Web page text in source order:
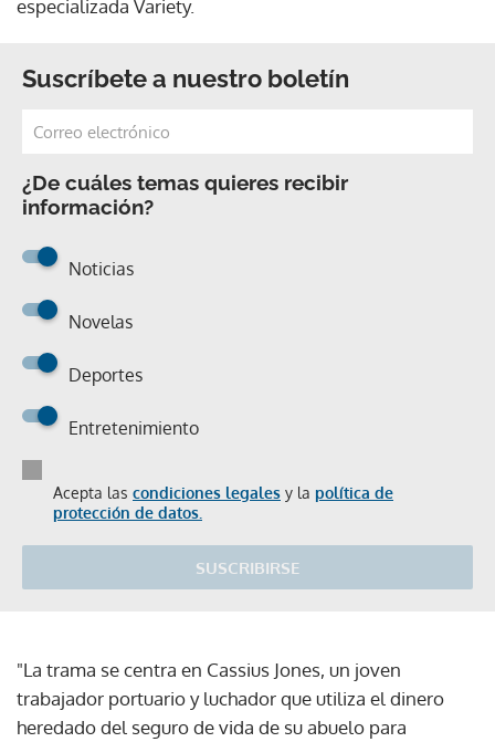
especializada Variety.
Suscríbete a nuestro boletín
¿De cuáles temas quieres recibir
información?
Noticias
Novelas
Deportes
Entretenimiento
Acepta las condiciones legales y la política de
protección de datos.
SUSCRIBIRSE
"La trama se centra en Cassius Jones, un joven
trabajador portuario y luchador que utiliza el dinero
heredado del seguro de vida de su abuelo para